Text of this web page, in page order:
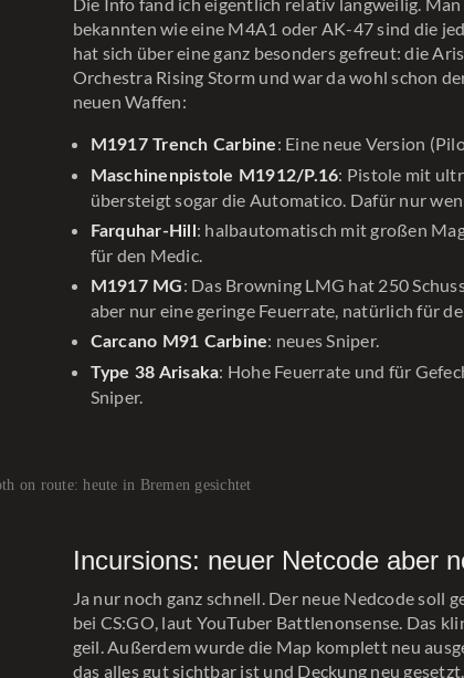
Die Info fand ich eigentlich relativ langweilig.
bekannten wie eine M4A1 oder AK-47 sind die
hat sich über eine ganz besonders gefreut: die
Orchestra Rising Storm und war da wohl schon
neuen Waffen:
M1917 Trench Carbine: Eine neue Version
Maschinenpistole M1912/P.16: Pistole mit
übersteigt sogar die Automatico. Dafür nur
Farquhar-Hill : halbautomatisch mit großen
für den Medic.
M1917 MG: Das Browning LMG hat 250
aber nur eine geringe Feuerrate, natürlich für
Carcano M91 Carbine: neues Sniper.
Type 38 Arisaka: Hohe Feuerrate und für
Sniper.
on route: heute in Bremen gesichtet
Incursions: neuer Netcode aber
Ja nur noch ganz schnell. Der neue Nedcode soll
bei CS:GO, laut YouTuber Battlenonsense. Das
geil. Außerdem wurde die Map komplett neu
das alles gut sichtbar ist und Deckung neu